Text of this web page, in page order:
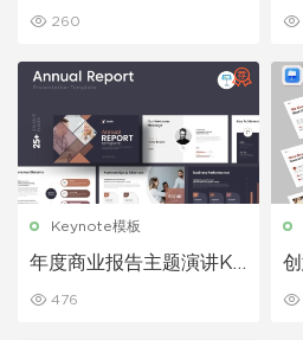
260
Keynote模板
年度商业报告主题演讲Ke
476